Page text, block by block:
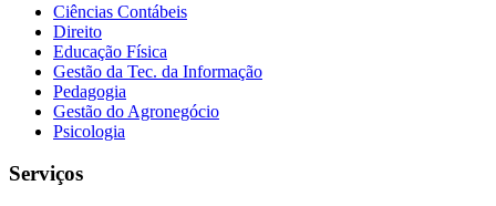
Ciências Contábeis
Direito
Educação Física
Gestão da Tec. da Informação
Pedagogia
Gestão do Agronegócio
Psicologia
Serviços